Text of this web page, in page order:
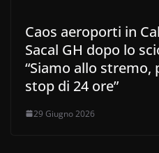
Caos aeroporti in
Sacal GH dopo lo
“Siamo allo
stop di 24 ore”
29 Giugno 2026